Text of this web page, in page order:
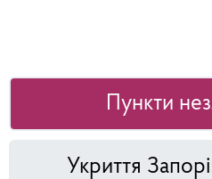
Пункти
Укриття